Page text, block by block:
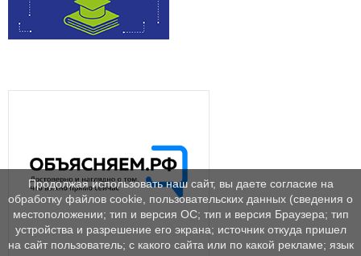
Продолжая использовать наш сайт, вы даете согласие на
обработку файлов cookie, пользовательских данных (сведения о
местоположении; тип и версия ОС; тип и версия Браузера; тип
устройства и разрешение его экрана; источник откуда пришел
на сайт пользователь; с какого сайта или по какой рекламе; язык